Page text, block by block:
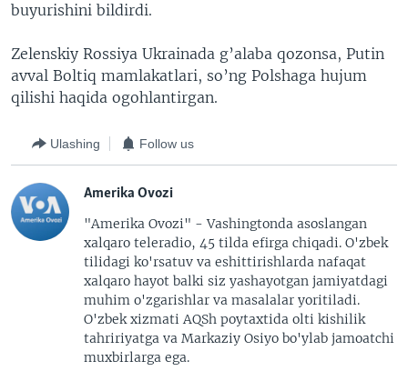
buyurishini bildirdi.
Zelenskiy Rossiya Ukrainada g’alaba qozonsa, Putin
avval Boltiq mamlakatlari, so’ng Polshaga hujum
qilishi haqida ogohlantirgan.
Ulashing Follow us
Amerika Ovozi
"Amerika Ovozi" - Vashingtonda asoslangan
xalqaro teleradio, 45 tilda efirga chiqadi. O'zbek
tilidagi ko'rsatuv va eshittirishlarda nafaqat
xalqaro hayot balki siz yashayotgan jamiyatdagi
muhim o'zgarishlar va masalalar yoritiladi.
O'zbek xizmati AQSh poytaxtida olti kishilik
tahririyatga va Markaziy Osiyo bo'ylab jamoatchi
muxbirlarga ega.